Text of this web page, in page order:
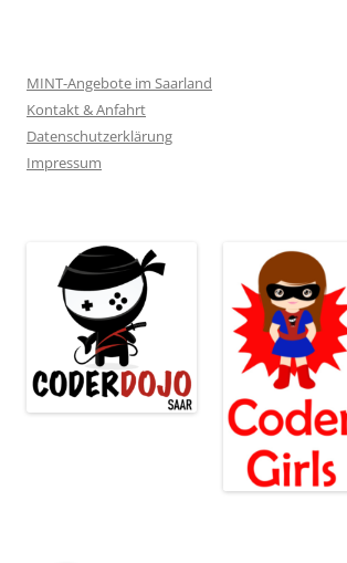
MINT-Angebote im Saarland
Kontakt & Anfahrt
Datenschutzerklärung
Impressum